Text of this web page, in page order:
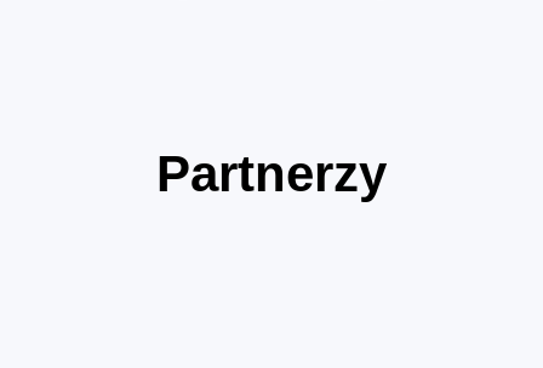
Partnerzy